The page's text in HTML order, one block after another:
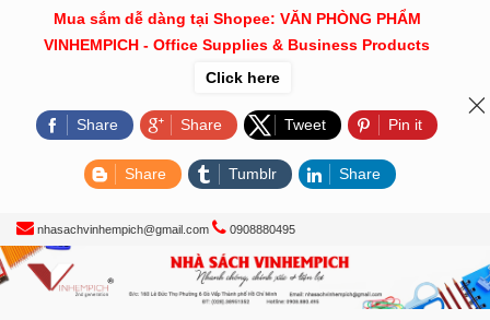
nhasachvinhempich@gmail.com 0908880495
Mua sắm dễ dàng tại Shopee: VĂN PHÒNG PHẨM
VINHEMPICH - Office Supplies & Business Products
Click here
Share Share Tweet Pin it
Share Tumblr Share